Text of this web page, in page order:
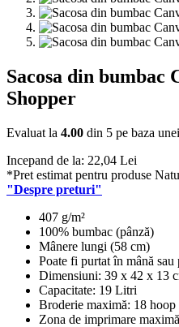
Sacosa din bumbac
Shopper
Evaluat la 4.00 din 5 pe baza
Incepand de la: 22,04 Lei
*Pret estimat pentru produse
"Despre preturi"
407 g/m²
100% bumbac (pânză)
Mânere lungi (58 cm)
Poate fi purtat în mână sau
Dimensiuni: 39 x 42 x 13
Capacitate: 19 Litri
Broderie maximă: 18 hoop
Zona de imprimare